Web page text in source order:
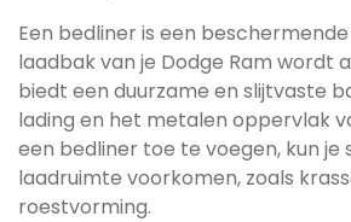
Een bedliner is een
laadbak van je Dodge Ram wordt
biedt een duurzame en slijtvaste
lading en het metalen oppervlak
een bedliner toe te voegen, kun je
laadruimte voorkomen, zoals
roestvorming.